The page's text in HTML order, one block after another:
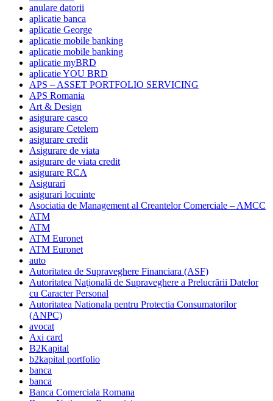
anulare datorii
aplicatie banca
aplicatie George
aplicatie mobile banking
aplicatie mobile banking
aplicatie myBRD
aplicatie YOU BRD
APS – ASSET PORTFOLIO SERVICING
APS Romania
Art & Design
asigurare casco
asigurare Cetelem
asigurare credit
Asigurare de viata
asigurare de viata credit
asigurare RCA
Asigurari
asigurari locuinte
Asociatia de Management al Creantelor Comerciale – AMCC
ATM
ATM
ATM Euronet
ATM Euronet
auto
Autoritatea de Supraveghere Financiara (ASF)
Autoritatea Naţională de Supraveghere a Prelucrării Datelor
cu Caracter Personal
Autoritatea Nationala pentru Protectia Consumatorilor
(ANPC)
avocat
Axi card
B2Kapital
b2kapital portfolio
banca
banca
Banca Comerciala Romana